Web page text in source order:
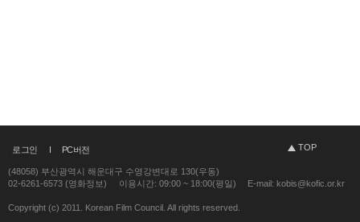
로그인 PC버전 TOP
(48058) 부산광역시 해운대구 수영강변대로 130(우동)
02-6261-6573 (영화정보)
이용시간: 09:00 ~ 18:00(평일) E-mail: kobis@kofic.or.kr
Copyright (c) 2011. Korean Film Council. All rights reserved.